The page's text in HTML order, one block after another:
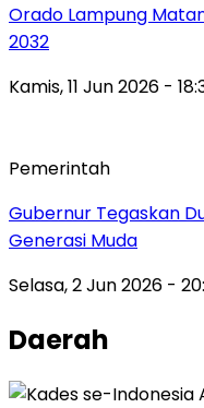
Orado Lampung
2032
Kamis, 11 Jun 2026 -
Pemerintah
Gubernur Tegaskan
Generasi Muda
Selasa, 2 Jun 2026 -
Daerah